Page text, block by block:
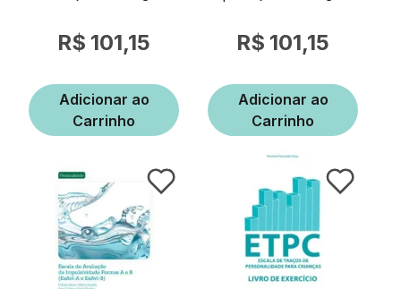
101,15
Adicionar ao
Carrinho
101,15
Adicionar ao
Carrinho